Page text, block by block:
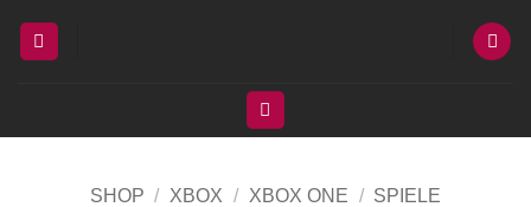
Inhalt
SHOP / XBOX / XBOX ONE / SPIELE